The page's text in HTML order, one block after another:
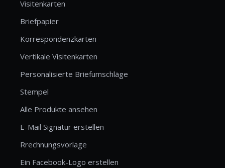
Visitenkarten
Briefpapier
Korrespondenzkarten
Vertikale Visitenkarten
Personalisierte Briefumschläge
Stempel
Alle Produkte ansehen
E-Mail Signatur erstellen
Rrechnungsvorlage
Ein Facebook-Logo erstellen